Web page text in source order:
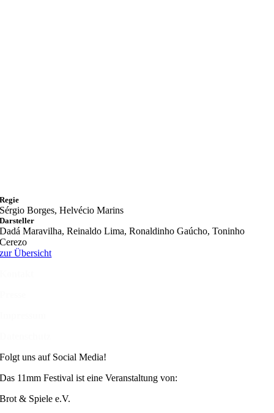
Regie
Sérgio Borges, Helvécio Marins
Darsteller
Dadá Maravilha, Reinaldo Lima, Ronaldinho Gaúcho, Toninho
Cerezo
zur Übersicht
Folgt uns auf Social Media!
Das 11mm Festival ist eine Veranstaltung von:
Brot & Spiele e.V.